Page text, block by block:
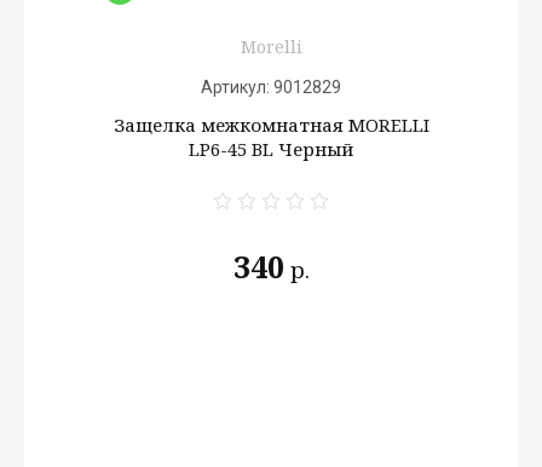
Morelli
Артикул: 9012829
Защелка межкомнатная MORELLI
LP6-45 BL Черный
340 р.